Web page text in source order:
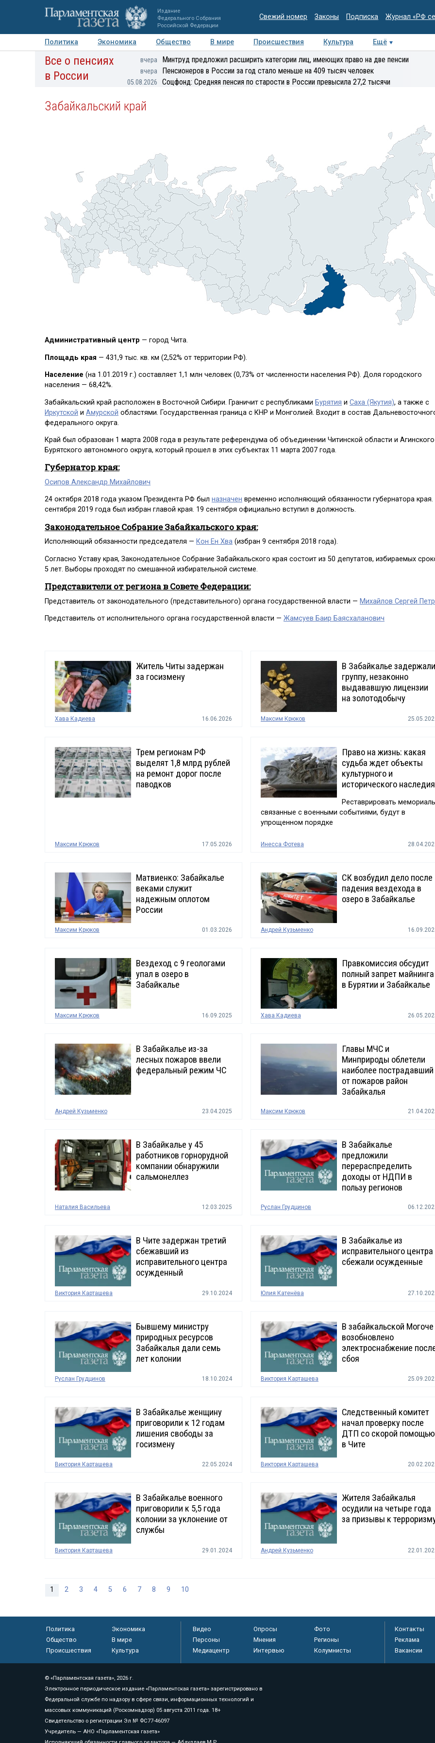
Издание
Федерального Собрания
Российской Федерации
Свежий номер Законы Подписка Журнал «РФ
Политика Экономика Общество В мире Происшествия Культура
Ещё
Авторы Персоны Мнения Регионы Медиацентр Интервью Колумнисты
Все о пенсиях
в России
вчера Минтруд предложил расширить категории лиц, имеющих право на две пенсии
вчера Пенсионеров в России за год стало меньше на 409 тысяч человек
05.08.2026 Соцфонд: Средняя пенсия по старости в России превысила 27,2 тысячи
Забайкальский край
Административный центр — город Чита.
Площадь края — 431,9 тыс. кв. км (2,52% от территории РФ).
Население (на 1.01.2019 г.) составляет 1,1 млн человек (0,73% от численности населения РФ). Доля городского
населения — 68,42%.
Забайкальский край расположен в Восточной Сибири. Граничит с республиками Бурятия и Саха (Якутия), а также с
Иркутской и Амурской областями. Государственная граница с КНР и Монголией. Входит в состав
федерального округа.
Край был образован 1 марта 2008 года в результате референдума об объединении Читинской области и Агинского
Бурятского автономного округа, который прошел в этих субъектах 11 марта 2007 года.
Губернатор края:
Осипов Александр Михайлович
24 октября 2018 года указом Президента РФ был назначен временно исполняющий обязанности губернатора края.
сентября 2019 года был избран главой края. 19 сентября официально вступил в должность.
Законодательное Собрание Забайкальского края:
Исполняющий обязанности председателя — Кон Ен Хва (избран 9 сентября 2018 года).
Согласно Уставу края, Законодательное Собрание Забайкальского края состоит из 50 депутатов, избираемых
5 лет. Выборы проходят по смешанной избирательной системе.
Представители от региона в Совете Федерации:
Представитель от законодательного (представительного) органа государственной власти — Михайлов Сергей
Представитель от исполнительного органа государственной власти — Жамсуев Баир Баясхаланович
Житель Читы задержан
за госизмену
Хава Кадиева 16.06.2026
В Забайкалье задержали
группу, незаконно
выдававшую лицензии
на золотодобычу
Максим Крюков
Трем регионам РФ
выделят 1,8 млрд рублей
на ремонт дорог после
паводков
Максим Крюков 17.05.2026
Право на жизнь: какая
судьба ждет объекты
культурного и
исторического наследия
Реставрировать
связанные с военными событиями, будут в
упрощенном порядке
Инесса Фотева
Матвиенко: Забайкалье
веками служит
надежным оплотом
России
Максим Крюков 01.03.2026
СК возбудил дело после
падения вездехода в
озеро в Забайкалье
Андрей Кузьменко
Вездеход с 9 геологами
упал в озеро в
Забайкалье
Максим Крюков 16.09.2025
Правкомиссия обсудит
полный запрет майнинга
в Бурятии и Забайкалье
Хава Кадиева
В Забайкалье из-за
лесных пожаров ввели
федеральный режим ЧС
Андрей Кузьменко 23.04.2025
Главы МЧС и
Минприроды облетели
наиболее пострадавший
от пожаров район
Забайкалья
Максим Крюков
В Забайкалье у 45
работников горнорудной
компании обнаружили
сальмонеллез
Наталия Васильева 12.03.2025
В Забайкалье
предложили
перераспределить
доходы от НДПИ в
пользу регионов
Руслан Грудцинов
В Чите задержан третий
сбежавший из
исправительного центра
осужденный
Виктория Карташева 29.10.2024
В Забайкалье из
исправительного центра
сбежали осужденные
Юлия Катенёва
Бывшему министру
природных ресурсов
Забайкалья дали семь
лет колонии
Руслан Грудцинов 18.10.2024
В забайкальской Могоче
возобновлено
электроснабжение
сбоя
Виктория Карташева
В Забайкалье женщину
приговорили к 12 годам
лишения свободы за
госизмену
Виктория Карташева 22.05.2024
Следственный комитет
начал проверку после
ДТП со скорой помощью
в Чите
Виктория Карташева
В Забайкалье военного
приговорили к 5,5 года
колонии за уклонение от
службы
Виктория Карташева 29.01.2024
Жителя Забайкалья
осудили на четыре года
за призывы к
Андрей Кузьменко
1 2 3 4 5 6 7 8 9 10
Политика
Экономика
Общество
В мире
Происшествия
Культура
Видео Опросы
Фото
Персоны
Мнения
Регионы
Медиацентр
Интервью Колумнисты
Контакты
Реклама
Вакансии
© «Парламентская газета», 2026 г.
Электронное периодическое издание «Парламентская газета» зарегистрировано в
Федеральной службе по надзору в сфере связи, информационных технологий и
массовых коммуникаций (Роскомнадзор) 05 августа 2011 года. 18+
Свидетельство о регистрации Эл № ФС77-46097
Учредитель — АНО «Парламентская газета»